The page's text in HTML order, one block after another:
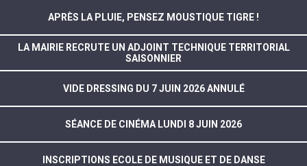
APRÈS LA PLUIE, PENSEZ MOUSTIQUE TIGRE !
LA MAIRIE RECRUTE UN ADJOINT TECHNIQUE TERRITORIAL
SAISONNIER
VIDE DRESSING DU 7 JUIN 2026 ANNULÉ
SÉANCE DE CINÉMA LUNDI 8 JUIN 2026
INSCRIPTIONS ECOLE DE MUSIQUE ET DE DANSE